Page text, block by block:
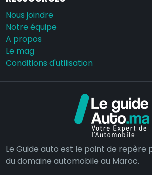
Nous joindre
Notre équipe
A propos
Le mag
Conditions d'utilisation
Le Guide auto est le point de repère
du domaine automobile au Maroc.